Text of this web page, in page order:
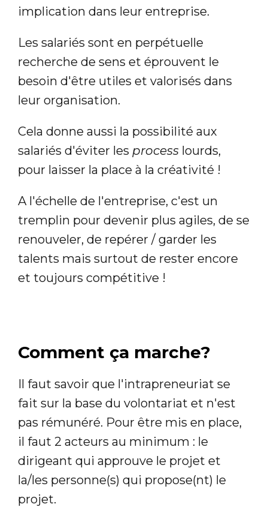
implication dans leur entreprise.
Les salariés sont en perpétuelle
recherche de sens et éprouvent le
besoin d'être utiles et valorisés dans
leur organisation.
Cela donne aussi la possibilité aux
salariés d'éviter les process lourds,
pour laisser la place à la créativité !
A l'échelle de l'entreprise, c'est un
tremplin pour devenir plus agiles, de se
renouveler, de repérer / garder les
talents mais surtout de rester encore
et toujours compétitive !
Comment ça marche?
Il faut savoir que l'intrapreneuriat se
fait sur la base du volontariat et n'est
pas rémunéré. Pour être mis en place,
il faut 2 acteurs au minimum : le
dirigeant qui approuve le projet et
la/les personne(s) qui propose(nt) le
projet.